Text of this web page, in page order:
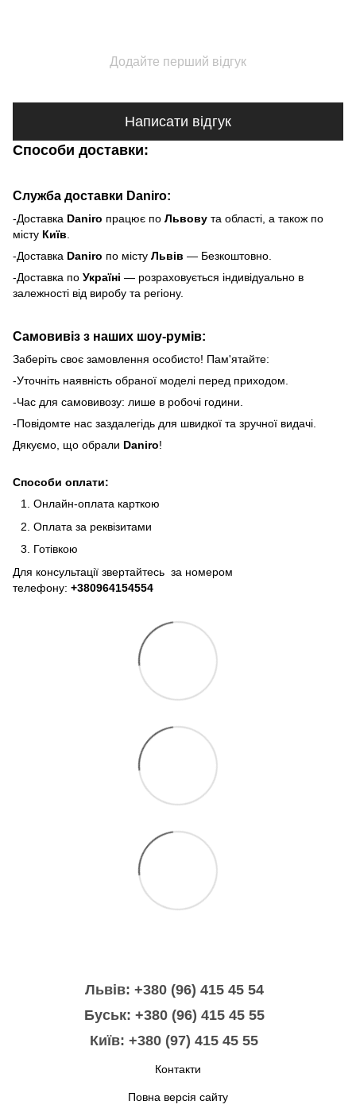
Додайте перший відгук
Написати відгук
Способи доставки:
Служба доставки Daniro:
-Доставка Daniro працює по Львову та області, а також по
місту Київ.
-Доставка Daniro по місту Львів — Безкоштовно.
-Доставка по Україні — розраховується індивідуально в
залежності від виробу та регіону.
Самовивіз з наших шоу-румів:
Заберіть своє замовлення особисто! Пам'ятайте:
-Уточніть наявність обраної моделі перед приходом.
-Час для самовивозу: лише в робочі години.
-Повідомте нас заздалегідь для швидкої та зручної видачі.
Дякуємо, що обрали Daniro!
Способи оплати:
Онлайн-оплата карткою
Оплата за реквізитами
Готівкою
Для консультації звертайтесь за номером
телефону: +380964154554
Львів: +380 (96) 415 45 54
Буськ: +380 (96) 415 45 55
Київ: +380 (97) 415 45 55
Контакти
Повна версія сайту